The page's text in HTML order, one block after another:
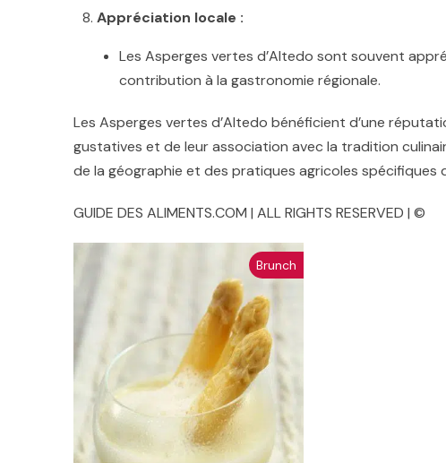
Appréciation locale :
Les Asperges vertes d’Altedo sont souvent
contribution à la gastronomie régionale.
Les Asperges vertes d’Altedo bénéficient d’une
gustatives et de leur association avec la tradition
de la géographie et des pratiques agricoles spécifiques
GUIDE DES ALIMENTS.COM | ALL RIGHTS RESERVED | ©
Brunch